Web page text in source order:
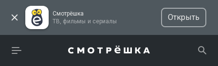
Смотрёшка
ТВ, фильмы и сериалы
Открыть